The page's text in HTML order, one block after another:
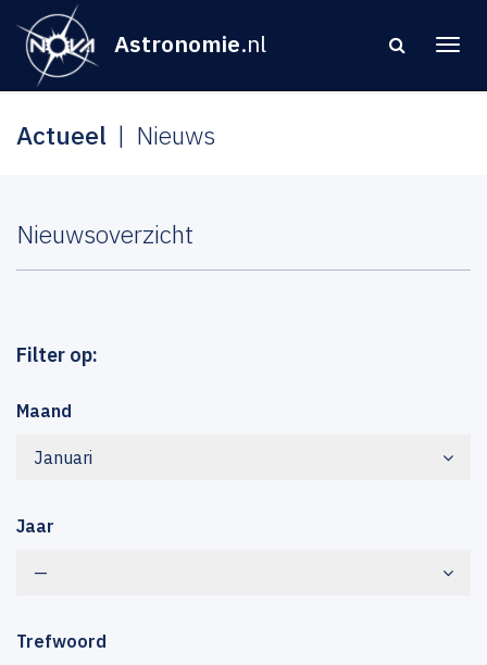
Astronomie.nl
Actueel Nieuws
Nieuwsoverzicht
Filter op:
Maand
Januari
Jaar
—
Trefwoord